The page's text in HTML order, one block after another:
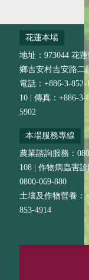
花蓮本場
地址：973044 花
鄉吉安村吉安路二
電話：+886-3-852-
10 | 傳真：+886-3-
5902
本場服務專線
農業諮詢服務：
108 | 作物病蟲害
0800-069-880
土壤及作物營養：
853-4914